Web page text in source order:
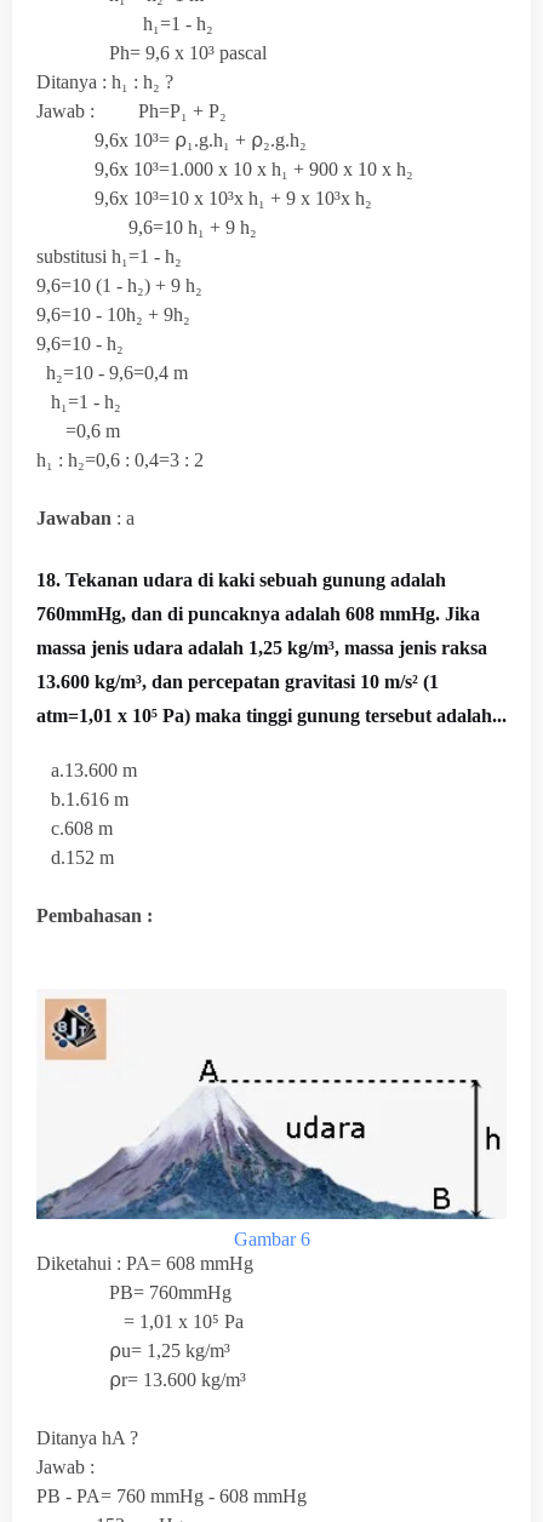
h₁=1 - h₂
Ph= 9,6 x 10³ pascal
Ditanya : h₁ : h₂ ?
Jawab : Ph=P₁ + P₂
9,6x 10³= ⍴₁.g.h₁ + ⍴₂.g.h₂
9,6x 10³=1.000 x 10 x h₁ + 900 x 10 x h₂
9,6x 10³=10 x 10³x h₁ + 9 x 10³x h₂
9,6=10 h₁ + 9 h₂
substitusi h₁=1 - h₂
9,6=10 (1 - h₂) + 9 h₂
9,6=10 - 10h₂ + 9h₂
9,6=10 - h₂
h₂=10 - 9,6=0,4 m
h₁=1 - h₂
=0,6 m
h₁ : h₂=0,6 : 0,4=3 : 2
Jawaban : a
18. Tekanan udara di kaki sebuah gunung adalah
760mmHg, dan di puncaknya adalah 608 mmHg. Jika
massa jenis udara adalah 1,25 kg/m³, massa jenis raksa
13.600 kg/m³, dan percepatan gravitasi 10 m/s² (1
atm=1,01 x 10⁵ Pa) maka tinggi gunung tersebut adalah...
a.13.600 m
b.1.616 m
c.608 m
d.152 m
Pembahasan :
Gambar 6
Diketahui : PA= 608 mmHg
PB= 760mmHg
= 1,01 x 10⁵ Pa
⍴u= 1,25 kg/m³
⍴r= 13.600 kg/m³
Ditanya hA ?
Jawab :
PB - PA= 760 mmHg - 608 mmHg